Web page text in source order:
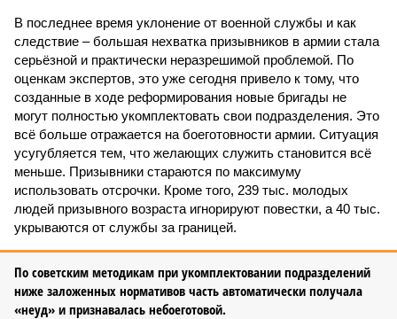
В последнее время уклонение от военной службы и как
следствие – большая нехватка призывников в армии стала
серьёзной и практически неразрешимой проблемой. По
оценкам экспертов, это уже сегодня привело к тому, что
созданные в ходе реформирования новые бригады не
могут полностью укомплектовать свои подразделения. Это
всё больше отражается на боеготовности армии. Ситуация
усугубляется тем, что желающих служить становится всё
меньше. Призывники стараются по максимуму
использовать отсрочки. Кроме того, 239 тыс. молодых
людей призывного возраста игнорируют повестки, а 40 тыс.
укрываются от службы за границей.
По советским методикам при укомплектовании подразделений
ниже заложенных нормативов часть автоматически получала
«неуд» и признавалась небоеготовой.